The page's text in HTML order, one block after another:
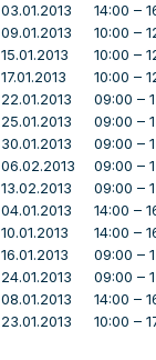
03.01.2013
14:00 –
09.01.2013
10:00 –
15.01.2013
10:00 –
17.01.2013
10:00 –
22.01.2013
09:00 –
25.01.2013
09:00 –
30.01.2013
09:00 –
06.02.2013
09:00 –
13.02.2013
09:00 –
04.01.2013
14:00 –
10.01.2013
14:00 –
16.01.2013
09:00 –
24.01.2013
09:00 –
08.01.2013
14:00 –
23.01.2013 10:00 –